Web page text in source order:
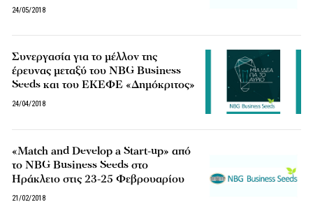
24/05/2018
Συνεργασία για το μέλλον της
έρευνας μεταξύ του NBG Business
Seeds και του ΕΚΕΦΕ «Δημόκριτος»
24/04/2018
«Match and Develop a Start-up» από
το NBG Business Seeds στο
Ηράκλειο στις 23-25 Φεβρουαρίου
21/02/2018